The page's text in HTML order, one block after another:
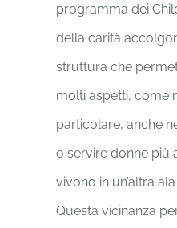
programma dei
della carità
struttura che
molti aspetti, come
particolare, anche
o servire donne più
vivono in un’altra
Questa vicinanza